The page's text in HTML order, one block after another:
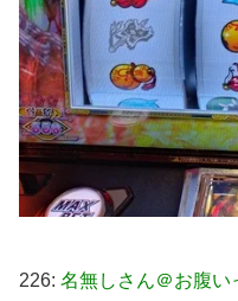
226: 名無しさん＠お腹い